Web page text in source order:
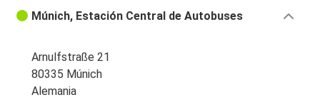
Múnich, Estación Central de Autobuses
Arnulfstraße 21
80335 Múnich
Alemania